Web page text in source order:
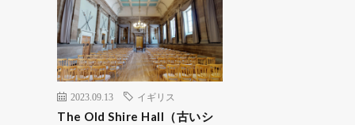
2023.09.13 イギリス
The Old Shire Hall（古いシ